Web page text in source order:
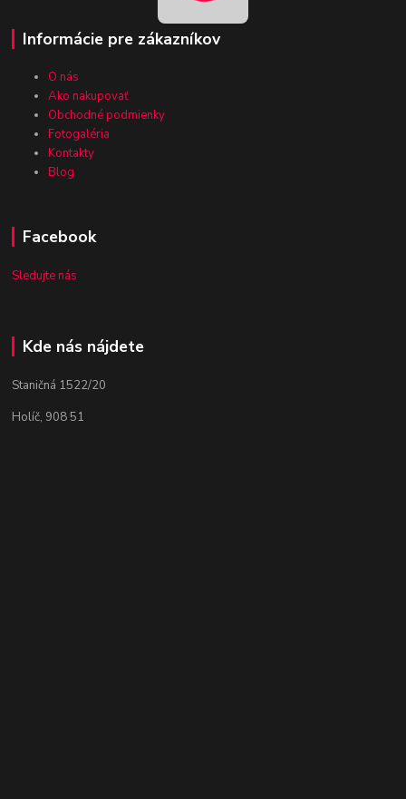
Informácie pre zákazníkov
O nás
Ako nakupovať
Obchodné podmienky
Fotogaléria
Kontakty
Blog
Facebook
Sledujte nás
Kde nás nájdete
Staničná 1522/20
Holíč, 908 51